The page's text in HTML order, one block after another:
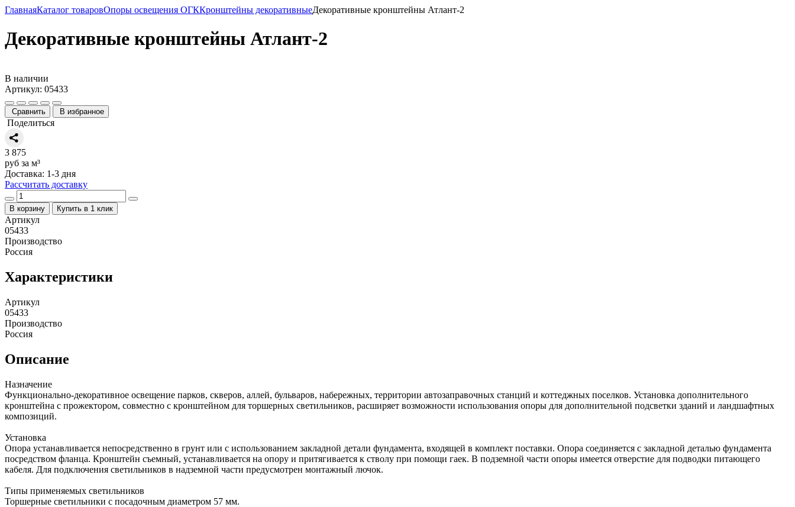
ГлавнаяКаталог товаровОпоры освещения ОГККронштейны декоративныеДекоративные кронштейны Атлант-2
Декоративные кронштейны Атлант-2
В наличии
Артикул: 05433
Сравнить В избранное
Поделиться
3 875
руб за м³
Доставка: 1-3 дня
Рассчитать доставку
В корзину Купить в 1 клик
Артикул
05433
Производство
Россия
Характеристики
Артикул
05433
Производство
Россия
Описание
Назначение
Функционально-декоративное освещение парков, скверов, аллей, бульваров, набережных, территории автозаправочных станций и коттеджных поселков. Установка дополнительного
кронштейна с прожектором, совместно с кронштейном для торшерных светильников, расширяет возможности использования опоры для дополнительной подсветки зданий и ландшафтных
композиций.
Установка
Опора устанавливается непосредственно в грунт или с использованием закладной детали фундамента, входящей в комплект поставки. Опора соединяется с закладной деталью фундамента
посредством фланца. Кронштейн съемный, устанавливается на опору и притягивается к стволу при помощи гаек. В подземной части опоры имеется отверстие для подводки питающего
кабеля. Для подключения светильников в надземной части предусмотрен монтажный лючок.
Типы применяемых светильников
Торшерные светильники с посадочным диаметром 57 мм.